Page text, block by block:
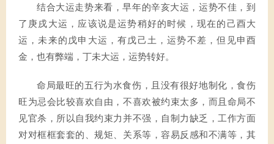
结合大运走势来看，早年的辛亥大运，运势不佳，到
了庚戌大运，应该说是运势稍好的时候，现在的己酉大
运，未来的戊申大运，有戊己土，运势不差，但见申酉
金，也有弊端，丁未大运，运势转好。
命局最旺的五行为水食伤，且没有很好地制化，食伤
旺为忌会比较喜欢自由，不喜欢被约束太多，而且命局不
见官杀，所以自我约束力并不强，自制力缺乏，工作方面
对对框框套套的、规矩、关系等，容易反感和不满等，其